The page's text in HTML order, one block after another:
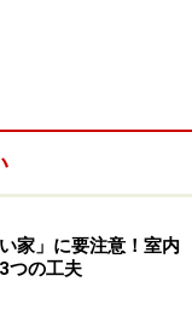
家」に要注意！室内
つの工夫